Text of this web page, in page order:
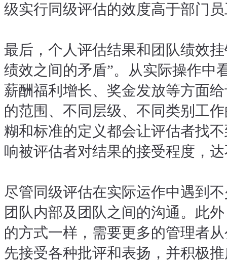
级实行同级评估的效度高于部门
最后，个人评估结果和团队绩效
绩效之间的矛盾”。从实际操作中
薪酬福利增长、奖金发放等方面
的范围、不同层级、不同类别工
糊和标准的定义都会让评估者找
响被评估者对结果的接受程度，
尽管同级评估在实际运作中遇到
团队内部及团队之间的沟通。此
的方式一样，需要更多的管理者
先接受各种批评和表扬，并积极